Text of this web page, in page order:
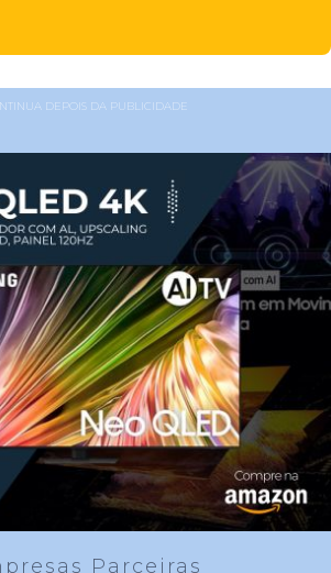
DEPOIS DA PUBLICIDADE
Parceiras